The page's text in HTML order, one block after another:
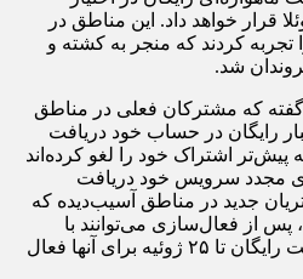
قرار خواهد داد. این مناطق در
تجربه کردند که منجر به کشته و
شد.
گفته که مشترکان فعلی در مناطق
رایگان در حساب خود دریافت
پیش‌تر اشتراک خود را لغو کرده‌اند
مجدد سرویس خود دریافت
جدید در مناطق آسیب‌دیده که
پس از فعال‌سازی می‌توانند با
پشتیبانی تماس بگیرند تا اینترنت رایگان تا ۲۵ ژوئیه برای آنها فعال